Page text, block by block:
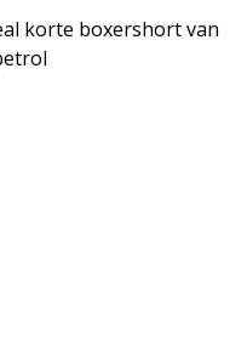
korte boxershort van